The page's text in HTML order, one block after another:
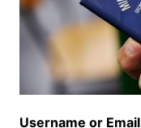
Username or Email